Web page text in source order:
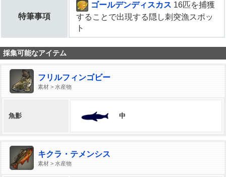
特筆事項
ゴールデンディスカス 16匹を捕獲
することで出現する隠し刺突漁スポッ
ト
採集可能なアイテム
フリルフィンゴビー
素材 > 水産物
魚影 中
キクラ・テメンシス
素材 > 水産物